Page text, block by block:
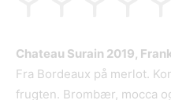
Chateau Surain 2019,
Fra Bordeaux på merlot.
frugten. Brombær, mocca